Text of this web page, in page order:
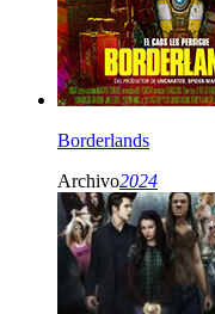
Borderlands
Archivo2024